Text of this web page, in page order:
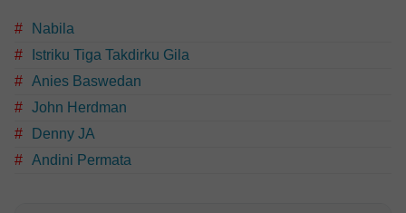
Nabila
Istriku Tiga Takdirku Gila
Anies Baswedan
John Herdman
Denny JA
Andini Permata